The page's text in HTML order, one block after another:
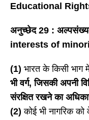
Educational
अनुच्छेद 29 :
interests of
(1) भारत के किसी भाग
भी वर्ग, जिसकी अपनी
संरक्षित रखने का
(2) कोई भी नागरिक